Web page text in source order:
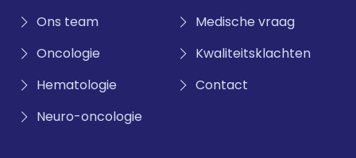
Ons team
Oncologie
Hematologie
Neuro-oncologie
Medische vraag
Kwaliteitsklachten
Contact